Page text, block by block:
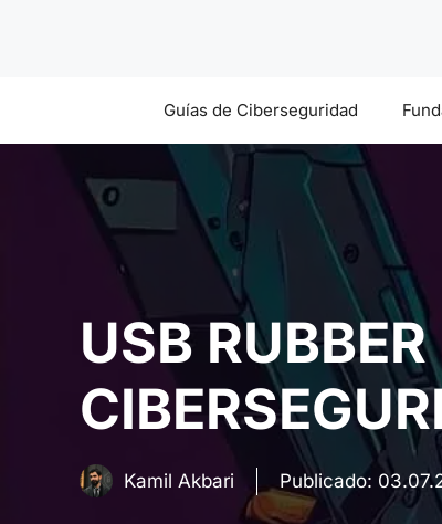
Guías de Ciberseguridad
USB
Kamil Akbari Publicado: